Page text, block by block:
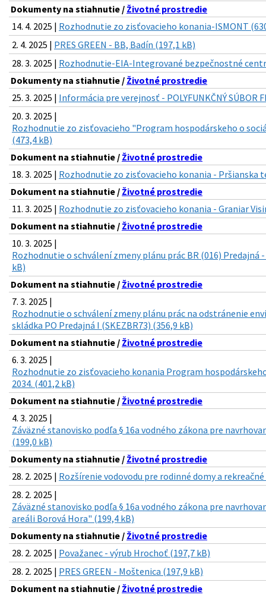
Dokumenty na stiahnutie / Životné prostredie
14. 4. 2025 | Rozhodnutie zo zisťovacieho konania-ISMONT
2. 4. 2025 | PRES GREEN - BB, Badín (197,1 kB)
28. 3. 2025 | Rozhodnutie-EIA-Integrované bezpečnostné
Dokumenty na stiahnutie / Životné prostredie
25. 3. 2025 | Informácia pre verejnosť - POLYFUNKČNÝ SÚBOR
20. 3. 2025 |
Rozhodnutie zo zisťovacieho "Program hospodárskeho o
(473,4 kB)
Dokument na stiahnutie / Životné prostredie
18. 3. 2025 | Rozhodnutie zo zisťovacieho konania - Pršianska
Dokument na stiahnutie / Životné prostredie
11. 3. 2025 | Rozhodnutie zo zisťovacieho konania - Graniar
Dokument na stiahnutie / Životné prostredie
10. 3. 2025 |
Rozhodnutie o schválení zmeny plánu prác BR (016) Predajná
kB)
Dokument na stiahnutie / Životné prostredie
7. 3. 2025 |
Rozhodnutie o schválení zmeny plánu prác na odstránenie
skládka PO Predajná I (SKEZBR73) (356,9 kB)
Dokument na stiahnutie / Životné prostredie
6. 3. 2025 |
Rozhodnutie zo zisťovacieho konania Program
2034. (401,2 kB)
Dokument na stiahnutie / Životné prostredie
4. 3. 2025 |
Záväzné stanovisko podľa § 16a vodného zákona pre
(199,0 kB)
Dokumenty na stiahnutie / Životné prostredie
28. 2. 2025 | Rozšírenie vodovodu pre rodinné domy a
28. 2. 2025 |
Záväzné stanovisko podľa § 16a vodného zákona pre
areáli Borová Hora" (199,4 kB)
Dokumenty na stiahnutie / Životné prostredie
28. 2. 2025 | Považanec - výrub Hrochoť (197,7 kB)
28. 2. 2025 | PRES GREEN - Moštenica (197,9 kB)
Dokument na stiahnutie / Životné prostredie